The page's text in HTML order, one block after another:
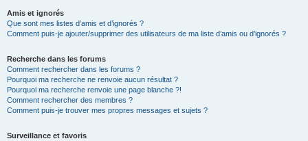
Amis et ignorés
Que sont mes listes d’amis et d’ignorés ?
Comment puis-je ajouter/supprimer des utilisateurs de ma liste d’amis ou d’ignorés ?
Recherche dans les forums
Comment rechercher dans les forums ?
Pourquoi ma recherche ne renvoie aucun résultat ?
Pourquoi ma recherche renvoie une page blanche ?!
Comment rechercher des membres ?
Comment puis-je trouver mes propres messages et sujets ?
Surveillance et favoris